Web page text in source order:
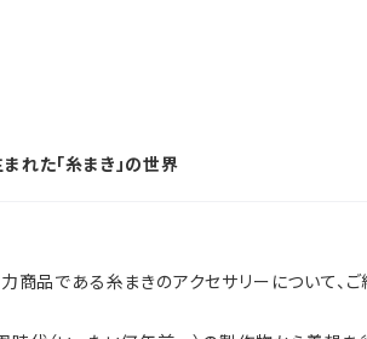
れた「糸まき」の世界
商品である糸まきのアクセサリーについて、ご